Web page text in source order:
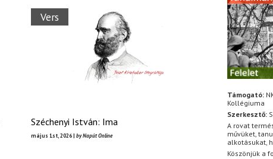
Vers
Széchenyi István: Ima
május 1st, 2026 | by Napút Online
Támogató:
Kollégiuma
Szerkesztő:
A rovat
művüket,
alkotásukat,
Köszönjük a